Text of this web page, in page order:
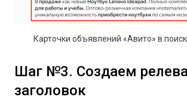
Карточки объявлений «Авито» в
Шаг №3. Создаем
заголовок